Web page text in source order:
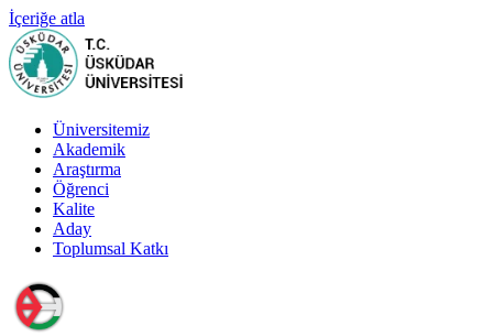
İçeriğe atla
Üniversitemiz
Akademik
Araştırma
Öğrenci
Kalite
Aday
Toplumsal Katkı